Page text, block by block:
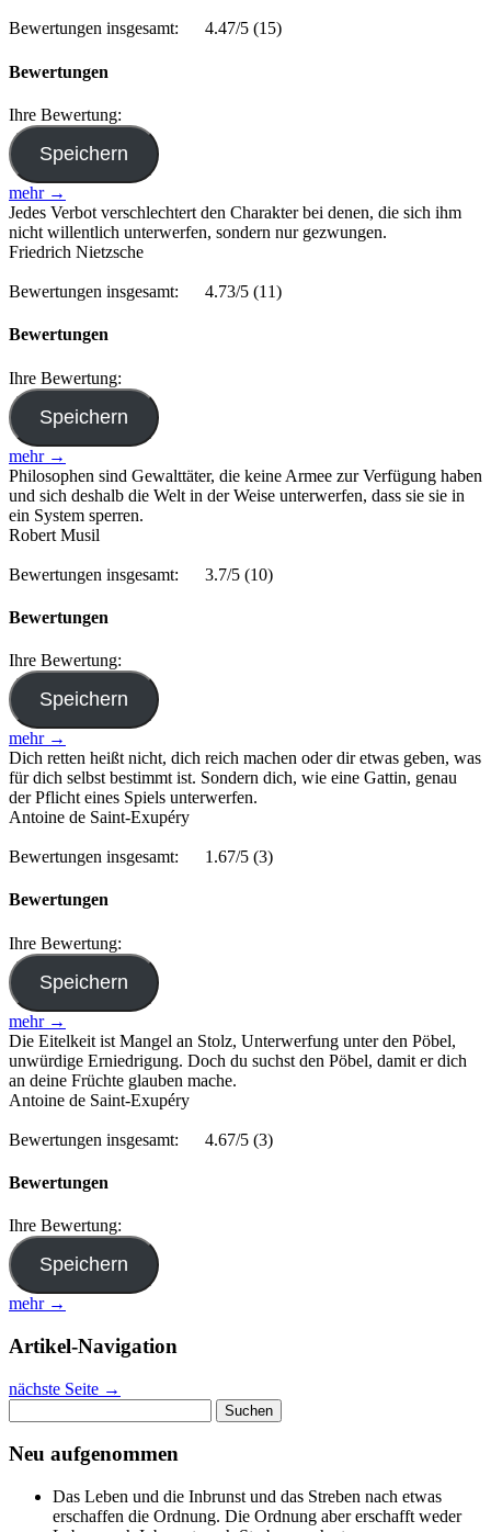
Bewertungen insgesamt: 4.47/5 (15)
Bewertungen
Ihre Bewertung:
mehr →
Jedes Verbot verschlechtert den Charakter bei denen, die sich ihm
nicht willentlich unterwerfen, sondern nur gezwungen.
Friedrich Nietzsche
Bewertungen insgesamt: 4.73/5 (11)
Bewertungen
Ihre Bewertung:
mehr →
Philosophen sind Gewalttäter, die keine Armee zur Verfügung haben
und sich deshalb die Welt in der Weise unterwerfen, dass sie sie in
ein System sperren.
Robert Musil
Bewertungen insgesamt: 3.7/5 (10)
Bewertungen
Ihre Bewertung:
mehr →
Dich retten heißt nicht, dich reich machen oder dir etwas geben, was
für dich selbst bestimmt ist. Sondern dich, wie eine Gattin, genau
der Pflicht eines Spiels unterwerfen.
Antoine de Saint-Exupéry
Bewertungen insgesamt: 1.67/5 (3)
Bewertungen
Ihre Bewertung:
mehr →
Die Eitelkeit ist Mangel an Stolz, Unterwerfung unter den Pöbel,
unwürdige Erniedrigung. Doch du suchst den Pöbel, damit er dich
an deine Früchte glauben mache.
Antoine de Saint-Exupéry
Bewertungen insgesamt: 4.67/5 (3)
Bewertungen
Ihre Bewertung:
mehr →
Artikel-Navigation
nächste Seite →
nach:
Neu aufgenommen
Das Leben und die Inbrunst und das Streben nach etwas
erschaffen die Ordnung. Die Ordnung aber erschafft weder